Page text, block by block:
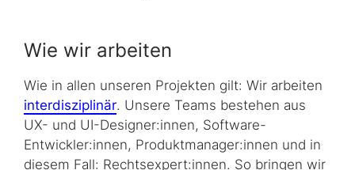
Wie wir arbeiten
Wie in allen unseren Projekten gilt: Wir arbeiten
interdisziplinär. Unsere Teams bestehen aus
UX- und UI-Designer:innen, Software-
Entwickler:innen, Produktmanager:innen und in
diesem Fall: Rechtsexpert:innen. So bringen wir